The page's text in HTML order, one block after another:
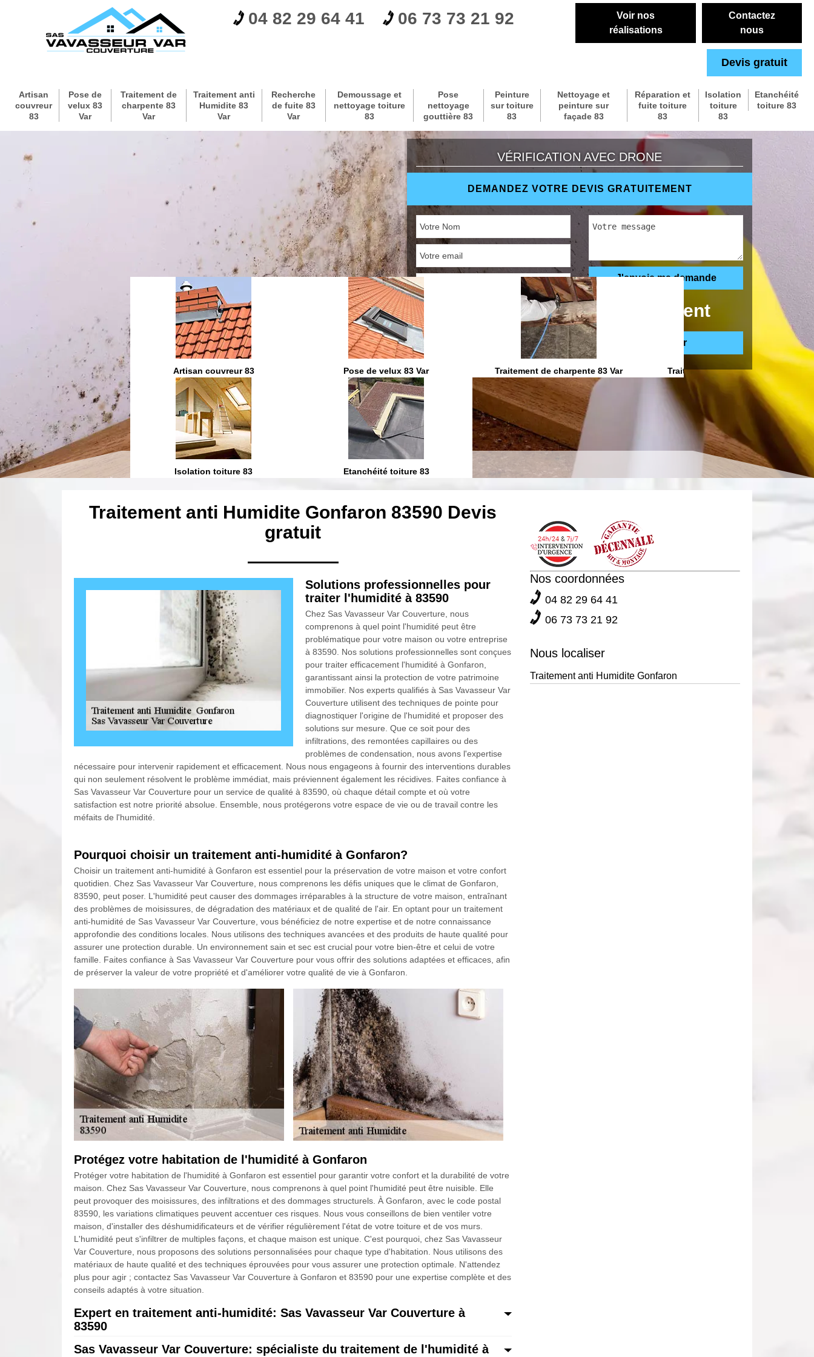
04 82 29 64 41 06 73 73 21 92
Voir nos
réalisations
Contactez
nous
Devis gratuit
Artisan
couvreur
83
Pose de
velux 83
Var
Traitement de
charpente 83
Var
Traitement anti
Humidite 83
Var
Recherche
de fuite 83
Var
Demoussage et
nettoyage toiture
83
Pose
nettoyage
gouttière 83
Peinture
sur toiture
83
Nettoyage et
peinture sur
façade 83
Réparation et
fuite toiture
83
Isolation
toiture
83
Etanchéité
toiture 83
VÉRIFICATION AVEC DRONE
DEMANDEZ VOTRE DEVIS GRATUITEMENT
On vous rappelle gratuitement
toiture 83 Artisan couvreur 83 Pose de velux 83 Var Traitement de charpente 83 Var Traitement anti Humidite 83 Var
et fuite toiture 83 Isolation toiture 83 Etanchéité toiture 83
Traitement anti Humidite Gonfaron 83590 Devis
gratuit
Solutions professionnelles pour
traiter l'humidité à 83590
Chez Sas Vavasseur Var Couverture, nous
comprenons à quel point l'humidité peut être
problématique pour votre maison ou votre entreprise
à 83590. Nos solutions professionnelles sont conçues
pour traiter efficacement l'humidité à Gonfaron,
garantissant ainsi la protection de votre patrimoine
immobilier. Nos experts qualifiés à Sas Vavasseur Var
Couverture utilisent des techniques de pointe pour
diagnostiquer l'origine de l'humidité et proposer des
solutions sur mesure. Que ce soit pour des
infiltrations, des remontées capillaires ou des
problèmes de condensation, nous avons l'expertise
nécessaire pour intervenir rapidement et efficacement. Nous nous engageons à fournir des interventions durables
qui non seulement résolvent le problème immédiat, mais préviennent également les récidives. Faites confiance à
Sas Vavasseur Var Couverture pour un service de qualité à 83590, où chaque détail compte et où votre
satisfaction est notre priorité absolue. Ensemble, nous protégerons votre espace de vie ou de travail contre les
méfaits de l'humidité.
Pourquoi choisir un traitement anti-humidité à Gonfaron?
Choisir un traitement anti-humidité à Gonfaron est essentiel pour la préservation de votre maison et votre confort
quotidien. Chez Sas Vavasseur Var Couverture, nous comprenons les défis uniques que le climat de Gonfaron,
83590, peut poser. L'humidité peut causer des dommages irréparables à la structure de votre maison, entraînant
des problèmes de moisissures, de dégradation des matériaux et de qualité de l'air. En optant pour un traitement
anti-humidité de Sas Vavasseur Var Couverture, vous bénéficiez de notre expertise et de notre connaissance
approfondie des conditions locales. Nous utilisons des techniques avancées et des produits de haute qualité pour
assurer une protection durable. Un environnement sain et sec est crucial pour votre bien-être et celui de votre
famille. Faites confiance à Sas Vavasseur Var Couverture pour vous offrir des solutions adaptées et efficaces, afin
de préserver la valeur de votre propriété et d'améliorer votre qualité de vie à Gonfaron.
Protégez votre habitation de l'humidité à Gonfaron
Protéger votre habitation de l'humidité à Gonfaron est essentiel pour garantir votre confort et la durabilité de votre
maison. Chez Sas Vavasseur Var Couverture, nous comprenons à quel point l'humidité peut être nuisible. Elle
peut provoquer des moisissures, des infiltrations et des dommages structurels. À Gonfaron, avec le code postal
83590, les variations climatiques peuvent accentuer ces risques. Nous vous conseillons de bien ventiler votre
maison, d'installer des déshumidificateurs et de vérifier régulièrement l'état de votre toiture et de vos murs.
L'humidité peut s'infiltrer de multiples façons, et chaque maison est unique. C'est pourquoi, chez Sas Vavasseur
Var Couverture, nous proposons des solutions personnalisées pour chaque type d'habitation. Nous utilisons des
matériaux de haute qualité et des techniques éprouvées pour vous assurer une protection optimale. N'attendez
plus pour agir ; contactez Sas Vavasseur Var Couverture à Gonfaron et 83590 pour une expertise complète et des
conseils adaptés à votre situation.
Expert en traitement anti-humidité: Sas Vavasseur Var Couverture à
83590
En tant qu'expert en traitement anti-humidité, Sas Vavasseur Var Couverture se spécialise dans la lutte contre
Sas Vavasseur Var Couverture: spécialiste du traitement de l'humidité à
Nos coordonnées
04 82 29 64 41
06 73 73 21 92
Nous localiser
Traitement anti Humidite Gonfaron